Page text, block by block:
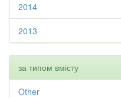
2014
2013
за типом вмісту
Other